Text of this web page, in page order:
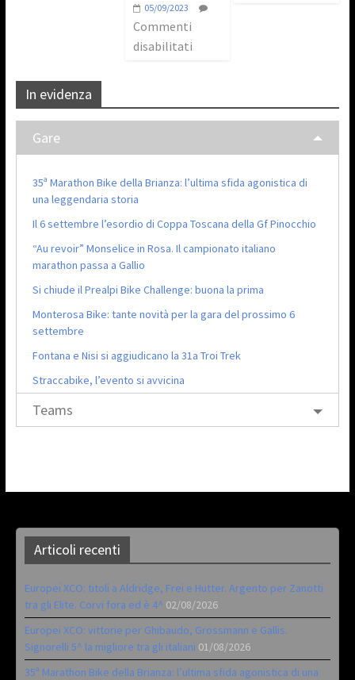
05/09/2023
Commenti
disabilitati
In evidenza
Gare
35ª Marathon Bike della Brianza: l’ultima sfida agonistica di
una leggendaria storia
Il 6 settembre l’esordio di Coppa Toscana della Gf Pinocchio
“Au revoir” Monselice in Rosa. Il campionato italiano
marathon passa a Gallio
Si chiude il Prealpi Bike Challenge: buona la prima
Monterosa Bike: tante novità per la gara del prossimo 6
settembre
Fontana e Nisi si aggiudicano la 31a Troi Trek
Straccabike, l’evento si avvicina
Teams
Articoli recenti
Europei XCO: titoli a Aldridge, Frei e Hutter. Argento per Zanotti
tra gli Elite. Corvi fora ed è 4^ 02/08/2026
Europei XCO: vittorie per Ghibaudo, Grossmann e Gallis.
Signorelli 5^ la migliore tra gli italiani 01/08/2026
35ª Marathon Bike della Brianza: l’ultima sfida agonistica di una